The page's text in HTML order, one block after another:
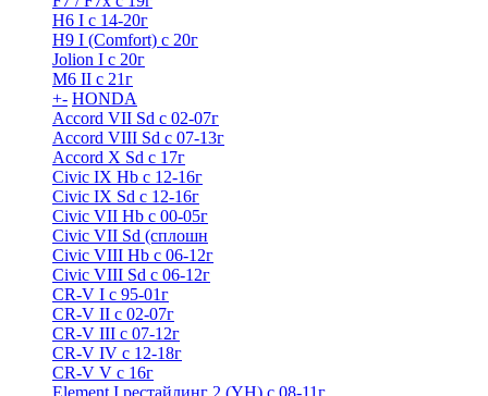
H6 I с 14-20г
H9 I (Comfort) с 20г
Jolion I с 20г
M6 II с 21г
+- HONDA
Accord VII Sd с 02-07г
Accord VIII Sd с 07-13г
Accord X Sd с 17г
Civic IX Hb с 12-16г
Civic IX Sd c 12-16г
Civic VII Hb с 00-05г
Civic VII Sd (сплошн
Civic VIII Hb с 06-12г
Civic VIII Sd с 06-12г
CR-V I с 95-01г
CR-V II с 02-07г
CR-V III с 07-12г
CR-V IV с 12-18г
CR-V V с 16г
Element I рестайлинг 2 (YH) с 08-11г